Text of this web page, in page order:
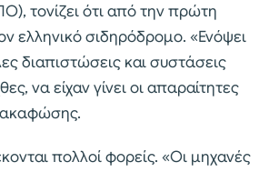
τονίζει ότι από την πρώτη
ελληνικό σιδηρόδρομο. «Ενόψει
διαπιστώσεις και συστάσεις
να είχαν γίνει οι απαραίτητες
πολλοί φορείς. «Οι μηχανές